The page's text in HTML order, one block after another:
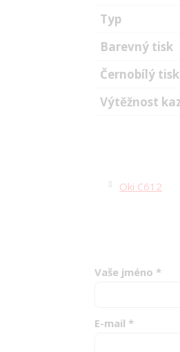
Typ
Barevný tisk
Černobílý tisk
Výtěžnost
Oki C612
Vaše jméno *
E-mail *